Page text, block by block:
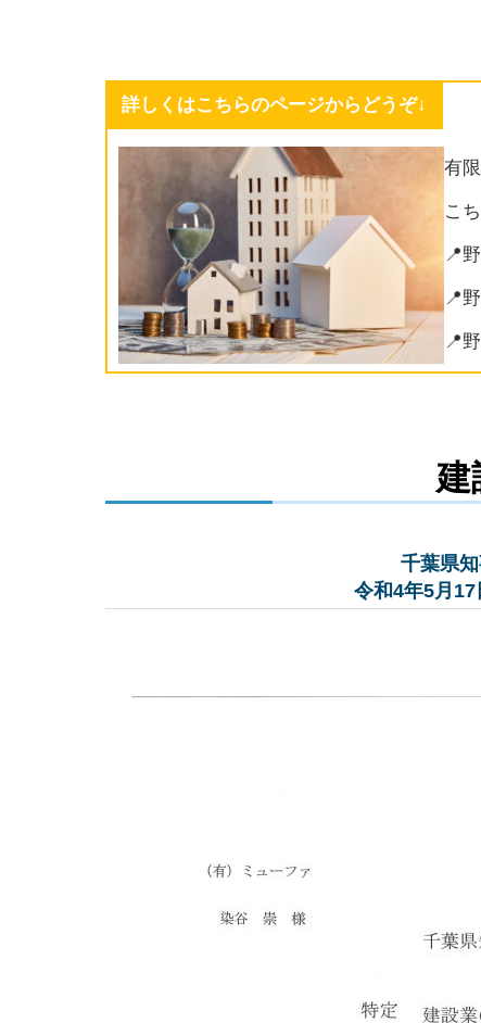
詳しくはこちらのページからどうぞ↓
有
こ
📍
📍
📍
建
千葉県
令和4年5月17